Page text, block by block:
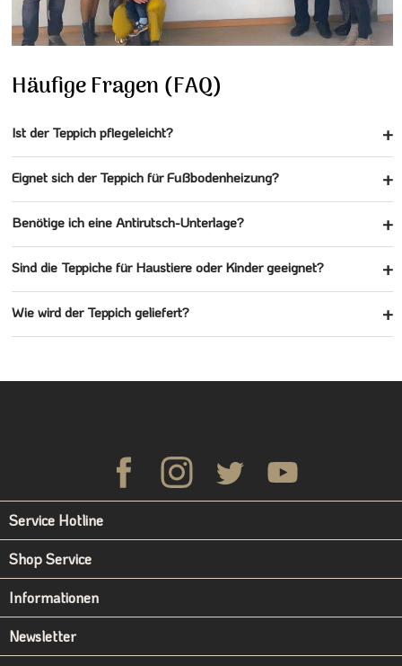
Häufige Fragen (FAQ)
Ist der Teppich pflegeleicht?
Eignet sich der Teppich für Fußbodenheizung?
Benötige ich eine Antirutsch-Unterlage?
Sind die Teppiche für Haustiere oder Kinder geeignet?
Wie wird der Teppich geliefert?
Service Hotline
Shop Service
Informationen
Newsletter